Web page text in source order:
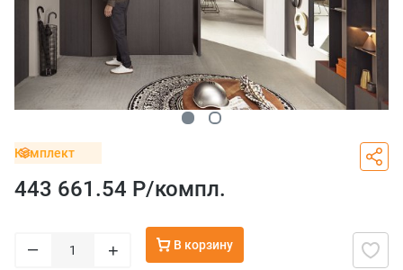
Комплект
443 661.54 Р/компл.
– + В корзину